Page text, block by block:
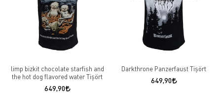
limp bizkit chocolate starfish and
the hot dog flavored water Tişört
649,90
Darkthrone Panzerfaust Tişört
649,90